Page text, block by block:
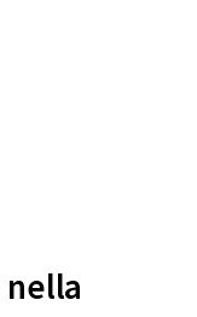
nella